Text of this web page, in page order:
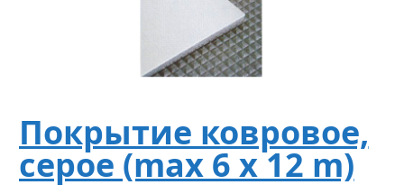
Покрытие ковровое,
серое (max 6 x 12 m)